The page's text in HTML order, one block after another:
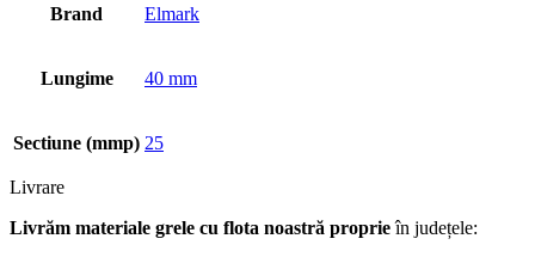
Brand Elmark
Lungime 40 mm
Sectiune (mmp) 25
Livrare
Livrăm materiale grele cu flota noastră proprieîn județele: